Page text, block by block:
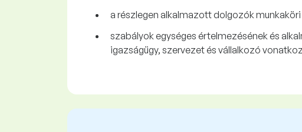
a részlegen alkalmazott dolgozók
szabályok egységes értelmezésének és
igazságügy, szervezet és vállalkozó